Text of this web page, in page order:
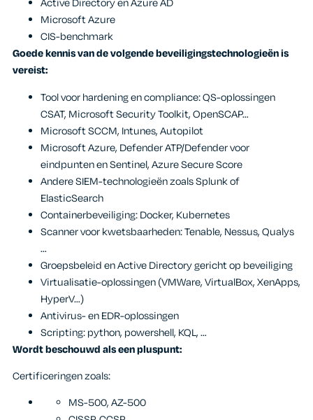
Active Directory en Azure AD
Microsoft Azure
CIS-benchmark
Goede kennis van de volgende beveiligingstechnologieën is
vereist:
Tool voor hardening en compliance: QS-oplossingen
CSAT, Microsoft Security Toolkit, OpenSCAP…
Microsoft SCCM, Intunes, Autopilot
Microsoft Azure, Defender ATP/Defender voor
eindpunten en Sentinel, Azure Secure Score
Andere SIEM-technologieën zoals Splunk of
ElasticSearch
Containerbeveiliging: Docker, Kubernetes
Scanner voor kwetsbaarheden: Tenable, Nessus, Qualys
…
Groepsbeleid en Active Directory gericht op beveiliging
Virtualisatie-oplossingen (VMWare, VirtualBox, XenApps,
HyperV…)
Antivirus- en EDR-oplossingen
Scripting: python, powershell, KQL, …
Wordt beschouwd als een pluspunt:
Certificeringen zoals:
MS-500, AZ-500